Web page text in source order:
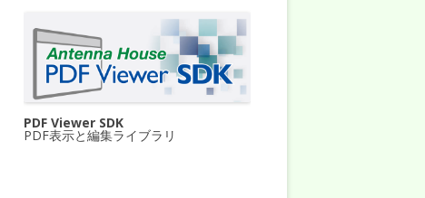
PDF Viewer SDK
PDF表示と編集ライブラリ